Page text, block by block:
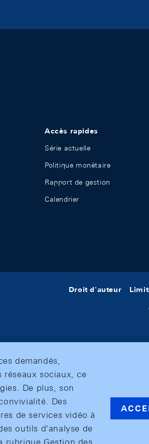
Accès rapides
Série actuelle
Politique monétaire
Rapport de gestion
Calendrier
Droit d'auteur
demandés,
réseaux sociaux, ce
De plus, son
Des
de services vidéo à
outils d'analyse de